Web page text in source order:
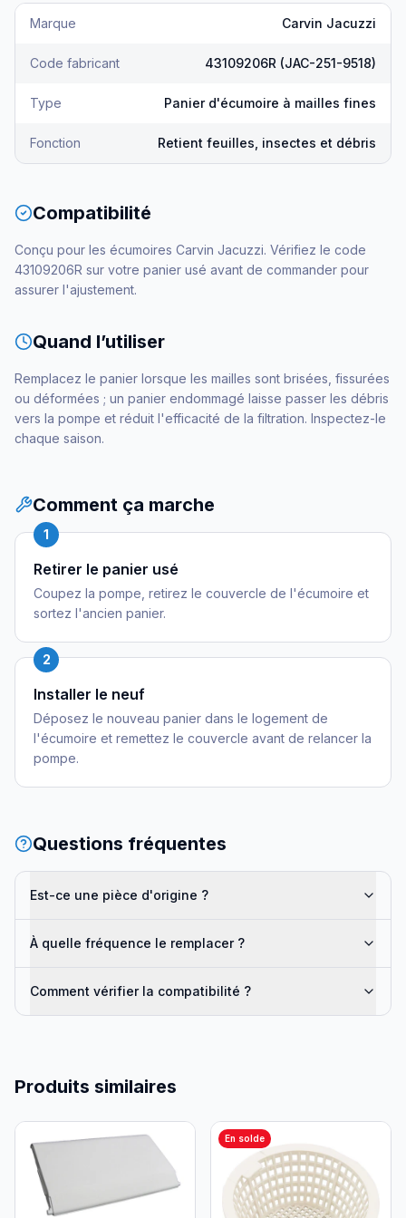
Marque Carvin Jacuzzi
Code fabricant 43109206R (JAC-251-9518)
Type Panier d'écumoire à mailles fines
Fonction Retient feuilles, insectes et débris
Compatibilité
Conçu pour les écumoires Carvin Jacuzzi. Vérifiez le code
43109206R sur votre panier usé avant de commander pour
assurer l'ajustement.
Quand l’utiliser
Remplacez le panier lorsque les mailles sont brisées, fissurées
ou déformées ; un panier endommagé laisse passer les débris
vers la pompe et réduit l'efficacité de la filtration. Inspectez-le
chaque saison.
Comment ça marche
1
Retirer le panier usé
Coupez la pompe, retirez le couvercle de l'écumoire et
sortez l'ancien panier.
2
Installer le neuf
Déposez le nouveau panier dans le logement de
l'écumoire et remettez le couvercle avant de relancer la
pompe.
Questions fréquentes
Est-ce une pièce d'origine ?
À quelle fréquence le remplacer ?
Comment vérifier la compatibilité ?
Produits similaires
En solde